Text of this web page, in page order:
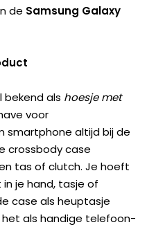
de Samsung Galaxy
bekend als hoesje met
voor
smartphone altijd bij de
crossbody case
tas of clutch. Je hoeft
je hand, tasje of
case als heuptasje
als handige telefoon-